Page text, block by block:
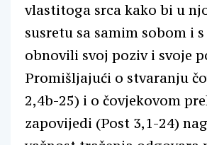
vlastitoga srca kako bi u
susretu sa samim sobom i
obnovili svoj poziv i svoje
Promišljajući o stvaranju
2,4b-25) i o čovjekovom
zapovijedi (Post 3,1-24)